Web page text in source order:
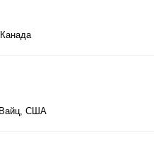
США